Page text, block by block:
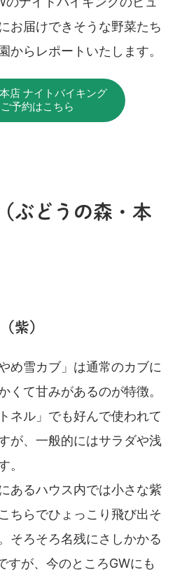
お届けできそうな野菜たち
からレポートいたします。
店 ナイトバイキング
予約はこちら
ぶどうの森・本
紫）
め雪カブ」は通常のカブに
くて甘みがあるのが特徴。
ネル」でも好んで使われて
が、一般的にはサラダや浅
。
あるハウス内では小さな紫
ちらでひょっこり飛び出そ
そろそろ名残にさしかかる
すが、今のところGWにも